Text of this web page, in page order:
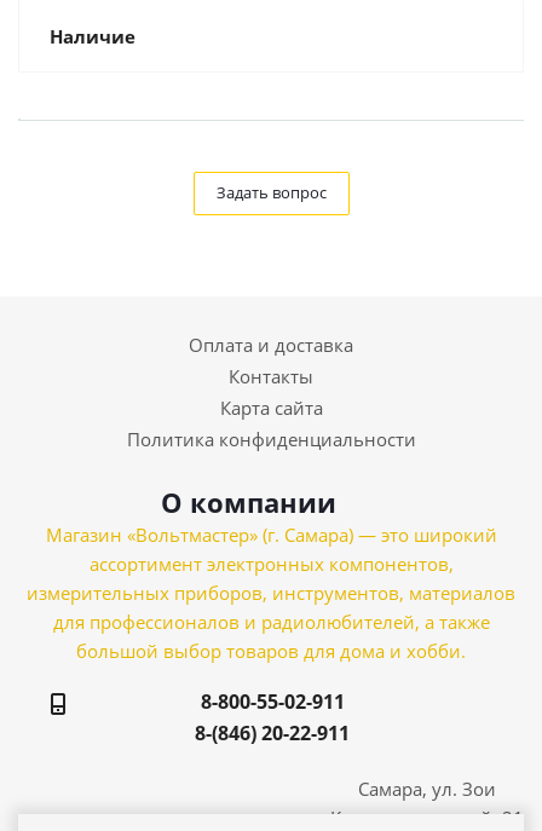
Наличие
Задать вопрос
Оплата и доставка
Контакты
Карта сайта
Политика конфиденциальности
О компании
Магазин «Вольтмастер» (г. Самара) — это широкий
ассортимент электронных компонентов,
измерительных приборов, инструментов, материалов
для профессионалов и радиолюбителей, а также
большой выбор товаров для дома и хобби.
8-800-55-02-911
8-(846) 20-22-911
Самара, ул. Зои
Космодемьянской, 21